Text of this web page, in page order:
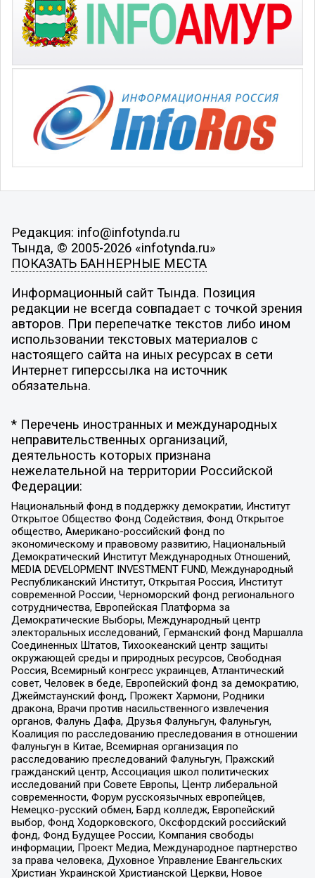
Редакция: info@infotynda.ru
Тында, © 2005-2026 «infotynda.ru»
ПОКАЗАТЬ БАННЕРНЫЕ МЕСТА
Информационный сайт Тында. Позиция
редакции не всегда совпадает с точкой зрения
авторов. При перепечатке текстов либо ином
использовании текстовых материалов с
настоящего сайта на иных ресурсах в сети
Интернет гиперссылка на источник
обязательна.
* Перечень иностранных и международных
неправительственных организаций,
деятельность которых признана
нежелательной на территории Российской
Федерации:
Национальный фонд в поддержку демократии, Институт
Открытое Общество Фонд Содействия, Фонд Открытое
общество, Американо-российский фонд по
экономическому и правовому развитию, Национальный
Демократический Институт Международных Отношений,
MEDIA DEVELOPMENT INVESTMENT FUND, Международный
Республиканский Институт, Открытая Россия, Институт
современной России, Черноморский фонд регионального
сотрудничества, Европейская Платформа за
Демократические Выборы, Международный центр
электоральных исследований, Германский фонд Маршалла
Соединенных Штатов, Тихоокеанский центр защиты
окружающей среды и природных ресурсов, Свободная
Россия, Всемирный конгресс украинцев, Атлантический
совет, Человек в беде, Европейский фонд за демократию,
Джеймстаунский фонд, Прожект Хармони, Родники
дракона, Врачи против насильственного извлечения
органов, Фалунь Дафа, Друзья Фалуньгун, Фалуньгун,
Коалиция по расследованию преследования в отношении
Фалуньгун в Китае, Всемирная организация по
расследованию преследований Фалуньгун, Пражский
гражданский центр, Ассоциация школ политических
исследований при Совете Европы, Центр либеральной
современности, Форум русскоязычных европейцев,
Немецко-русский обмен, Бард колледж, Европейский
выбор, Фонд Ходорковского, Оксфордский российский
фонд, Фонд Будущее России, Компания свободы
информации, Проект Медиа, Международное партнерство
за права человека, Духовное Управление Евангельских
Христиан Украинской Христианской Церкви, Новое